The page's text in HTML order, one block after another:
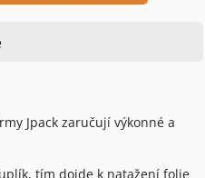
Jpack zaručují výkonné a
tím dojde k natažení folie